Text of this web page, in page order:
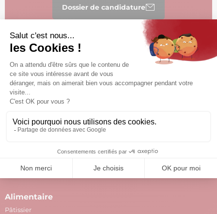
Dossier de candidature
Tous nos secteurs & métiers
Alimentaire
Pâtissier